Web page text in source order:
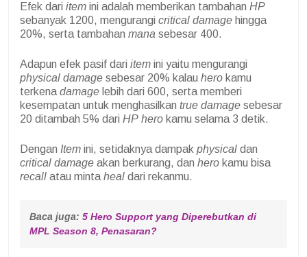
Efek dari item ini adalah memberikan tambahan HP
sebanyak 1200, mengurangi critical damage hingga
20%, serta tambahan mana sebesar 400.
Adapun efek pasif dari item ini yaitu mengurangi
physical damage sebesar 20% kalau hero kamu
terkena damage lebih dari 600, serta memberi
kesempatan untuk menghasilkan true damage sebesar
20 ditambah 5% dari HP hero kamu selama 3 detik.
Dengan Item ini, setidaknya dampak physical dan
critical damage akan berkurang, dan hero kamu bisa
recall atau minta heal dari rekanmu.
Baca juga: 5 Hero Support yang Diperebutkan di
MPL Season 8, Penasaran?